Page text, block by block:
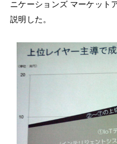
ニケーションズ マーケット
説明した。